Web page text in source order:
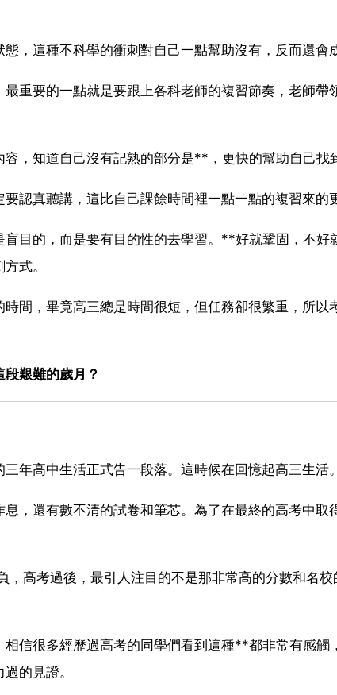
，這種不科學的衝刺對自己一點幫助沒有，反而還會
重要的一點就是要跟上各科老師的複習節奏，老師帶
，知道自己沒有記熟的部分是**，更快的幫助自己找
認真聽講，這比自己課餘時間裡一點一點的複習來的
目的，而是要有目的性的去學習。**好就鞏固，不好
式。
間，畢竟高三總是時間很短，但任務卻很繁重，所以
艱難的歲月？
年高中生活正式告一段落。這時候在回憶起高三生活。
，還有數不清的試卷和筆芯。為了在最終的高考中取
，高考過後，最引人注目的不是那非常高的分數和名
信很多經歷過高考的同學們看到這種**都非常有感觸
的見證。